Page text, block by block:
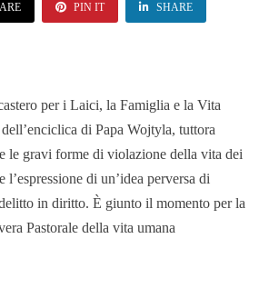
PIN IT SHARE
per i Laici, la Famiglia e la Vita
di Papa Wojtyla, tuttora
le gravi forme di violazione della vita dei
di un’idea perversa di
in diritto. È giunto il momento per la
Pastorale della vita umana